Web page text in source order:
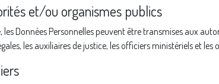
et/ou organismes publics
Données Personnelles peuvent être transmises aux
les auxiliaires de justice, les officiers ministériels et